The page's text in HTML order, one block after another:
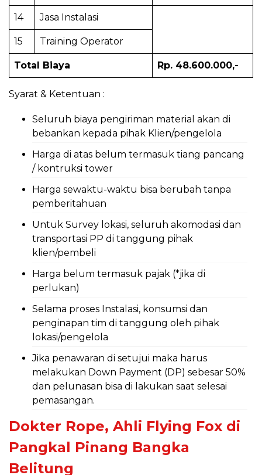
14 Jasa Instalasi
15 Training Operator
Total Biaya Rp. 48.600.000,-
Syarat & Ketentuan :
Seluruh biaya pengiriman material akan di
bebankan kepada pihak Klien/pengelola
Harga di atas belum termasuk tiang pancang
/ kontruksi tower
Harga sewaktu-waktu bisa berubah tanpa
pemberitahuan
Untuk Survey lokasi, seluruh akomodasi dan
transportasi PP di tanggung pihak
klien/pembeli
Harga belum termasuk pajak (*jika di
perlukan)
Selama proses Instalasi, konsumsi dan
penginapan tim di tanggung oleh pihak
lokasi/pengelola
Jika penawaran di setujui maka harus
melakukan Down Payment (DP) sebesar 50%
dan pelunasan bisa di lakukan saat selesai
pemasangan.
Dokter Rope, Ahli Flying Fox di
Pangkal Pinang Bangka
Belitung